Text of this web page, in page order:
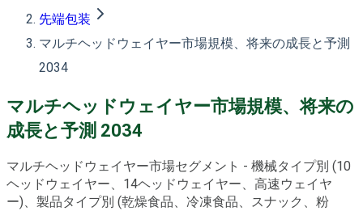
先端包装
マルチヘッドウェイヤー市場規模、将来の成長と予測
2034
マルチヘッドウェイヤー市場規模、将来の
成長と予測 2034
マルチヘッドウェイヤー市場セグメント - 機械タイプ別 (10
ヘッドウェイヤー、14ヘッドウェイヤー、高速ウェイヤ
ー)、製品タイプ別 (乾燥食品、冷凍食品、スナック、粉